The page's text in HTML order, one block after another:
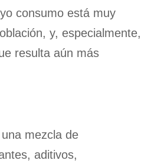
consumo está muy
y, especialmente,
resulta aún más
mezcla de
aditivos,